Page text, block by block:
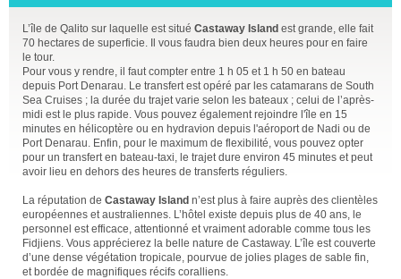
L’île de Qalito sur laquelle est situé Castaway Island est grande, elle fait
70 hectares de superficie. Il vous faudra bien deux heures pour en faire
le tour.
Pour vous y rendre, il faut compter entre 1 h 05 et 1 h 50 en bateau
depuis Port Denarau. Le transfert est opéré par les catamarans de South
Sea Cruises ; la durée du trajet varie selon les bateaux ; celui de l’après-
midi est le plus rapide. Vous pouvez également rejoindre l'île en 15
minutes en hélicoptère ou en hydravion depuis l'aéroport de Nadi ou de
Port Denarau. Enfin, pour le maximum de flexibilité, vous pouvez opter
pour un transfert en bateau-taxi, le trajet dure environ 45 minutes et peut
avoir lieu en dehors des heures de transferts réguliers.
La réputation de Castaway Island n’est plus à faire auprès des clientèles
européennes et australiennes. L’hôtel existe depuis plus de 40 ans, le
personnel est efficace, attentionné et vraiment adorable comme tous les
Fidjiens. Vous apprécierez la belle nature de Castaway. L’île est couverte
d’une dense végétation tropicale, pourvue de jolies plages de sable fin,
et bordée de magnifiques récifs coralliens.